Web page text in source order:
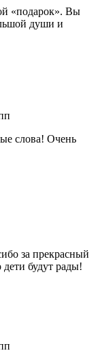
«подарок». Вы
души и
слова! Очень
за прекрасный
будут рады!